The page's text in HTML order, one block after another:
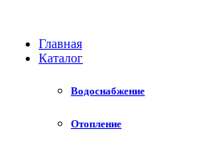
Главная
Каталог
Водоснабжение
Отопление